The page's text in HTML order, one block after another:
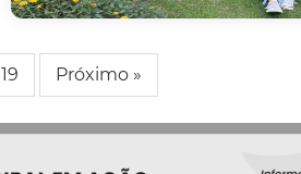
19 Próximo »